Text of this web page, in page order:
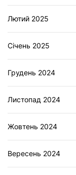
Лютий 2025
Січень 2025
Грудень 2024
Листопад 2024
Жовтень 2024
Вересень 2024